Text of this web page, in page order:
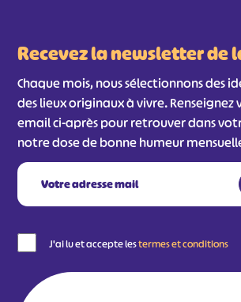
Recevez la newsletter de
Chaque mois, nous sélectionnons des
des lieux originaux à vivre. Renseignez
email ci-après pour retrouver dans
notre dose de bonne humeur
J'ai lu et accepte lestermes et conditions